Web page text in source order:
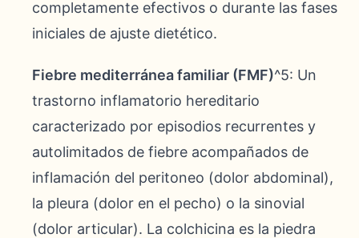
completamente efectivos o durante las fases
iniciales de ajuste dietético.
Fiebre mediterránea familiar (FMF)^5: Un
trastorno inflamatorio hereditario
caracterizado por episodios recurrentes y
autolimitados de fiebre acompañados de
inflamación del peritoneo (dolor abdominal),
la pleura (dolor en el pecho) o la sinovial
(dolor articular). La colchicina es la piedra